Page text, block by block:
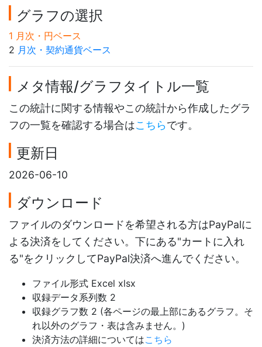
グラフの選択
1 月次・円ベース
2 月次・契約通貨ベース
メタ情報/グラフタイトル一覧
この統計に関する情報やこの統計から作成したグラ
フの一覧を確認する場合はこちらです。
更新日
2026-06-10
ダウンロード
ファイルのダウンロードを希望される方はPayPalに
よる決済をしてください。下にある"カートに入れ
る"をクリックしてPayPal決済へ進んでください。
ファイル形式 Excel xlsx
収録データ系列数 2
収録グラフ数 2 (各ページの最上部にあるグラフ。そ
れ以外のグラフ・表は含みません。)
決済方法の詳細についてはこちら